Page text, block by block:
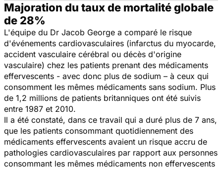
Majoration du taux de mortalité globale
de 28%
L'équipe du Dr Jacob George a comparé le risque
d'événements cardiovasculaires (infarctus du myocarde,
accident vasculaire cérébral ou décès d'origine
vasculaire) chez les patients prenant des médicaments
effervescents - avec donc plus de sodium – à ceux qui
consomment les mêmes médicaments sans sodium. Plus
de 1,2 millions de patients britanniques ont été suivis
entre 1987 et 2010.
Il a été constaté, dans ce travail qui a duré plus de 7 ans,
que les patients consommant quotidiennement des
médicaments effervescents avaient un risque accru de
pathologies cardiovasculaires par rapport aux personnes
consommant les mêmes médicaments non effervescents